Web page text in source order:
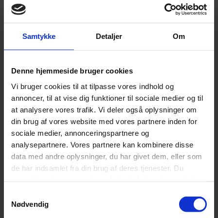
Samtykke Detaljer Om
Denne hjemmeside bruger cookies
Vi bruger cookies til at tilpasse vores indhold og
annoncer, til at vise dig funktioner til sociale medier og til
at analysere vores trafik. Vi deler også oplysninger om
din brug af vores website med vores partnere inden for
sociale medier, annonceringspartnere og
analysepartnere. Vores partnere kan kombinere disse
data med andre oplysninger, du har givet dem, eller som
de har indsamlet fra din brug af deres tjenester. Du
Nødvendig
kan
varesiden
Tilføj til ønskeliste
Seng med opbevaring Elegance
15.499,00kr. – 29.999,00kr.Prisinterval:
til
29.999,00 kr.
vare
flere
varianter.
Mulighederne
kan
vælges
på
varesiden
Tilføj til sammenligning
-37%
Tilføj til ønskeliste
Garant Comforteo Bendi 140/160/180
16.999,00kr. – 23.499,00kr.Prisinterval:
16.999,00 kr.
til
23.499,00 kr.
Vælg muligheder
vare
har
Tilføj til sammenligning
Hurtig visning